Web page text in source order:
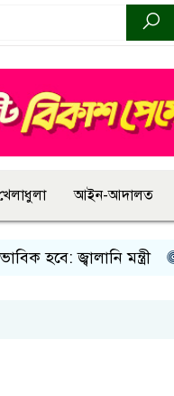
আইন-আদালত
জ্বালানি মন্ত্রী